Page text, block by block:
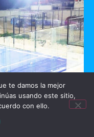
te damos la mejor
usando este sitio,
con ello.